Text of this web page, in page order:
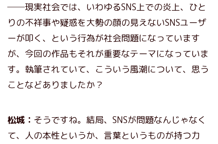
──現実社会では、いわゆるSNS上での炎上、ひと
りの不祥事や疑惑を大勢の顔の見えないSNSユーザ
ーが叩く、という行為が社会問題になっています
が、今回の作品もそれが重要なテーマになっていま
す。執筆されていて、こういう風潮について、思う
ことなどありましたか？
松城： そうですね。結局、SNSが問題なんじゃなく
て、人の本性というか、言葉というものが持つ力